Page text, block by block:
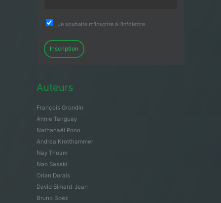
Je souhaite m'inscrire à l'infolettre
Inscription
Auteurs
François Grondin
Annie Tanguay
Nathanaël Pono
Andrea Krotthammer
Nay Theam
Nao Sasaki
Orian Dorais
David Simard-Jean
Bruno Boëz